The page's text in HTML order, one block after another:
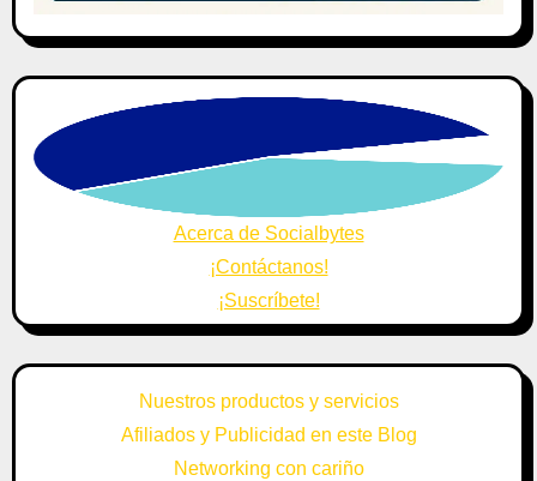
Acerca de Socialbytes
¡Contáctanos!
¡Suscríbete!
Nuestros productos y servicios
Afiliados y Publicidad en este Blog
Networking con cariño